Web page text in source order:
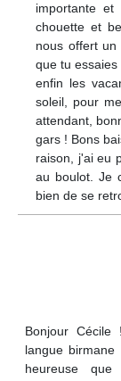
importante
chouette et
nous offert
que tu
enfin les
soleil, pour
attendant,
gars ! Bons
raison, j'ai eu
au boulot. Je
bien de se
Bonjour
langue
heureuse